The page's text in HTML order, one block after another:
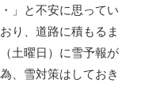
」と不安に思ってい
り、道路に積もるま
土曜日）に雪予報が
、雪対策はしておき